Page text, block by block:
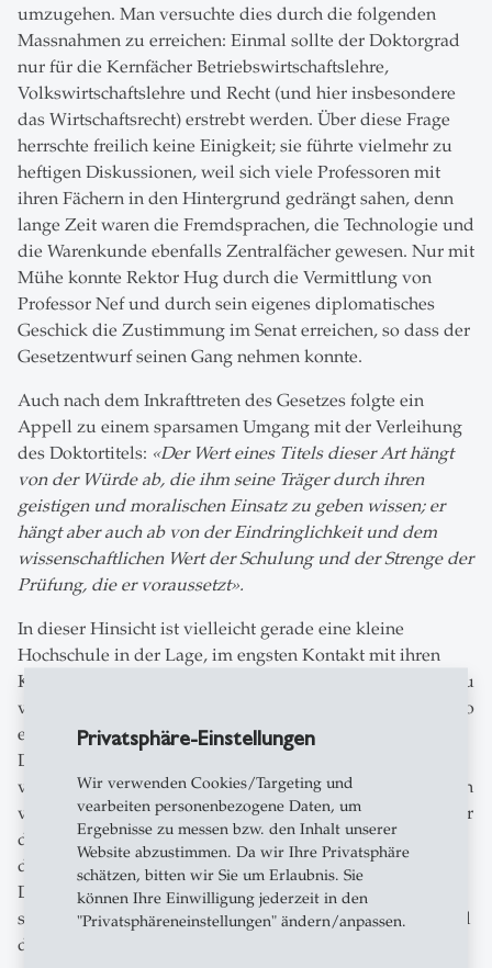
Privatsphäre-Einstellungen
Wir verwenden Cookies/Targeting und
vearbeiten personenbezogene Daten, um
Ergebnisse zu messen bzw. den Inhalt unserer
Website abzustimmen. Da wir Ihre Privatsphäre
schätzen, bitten wir Sie um Erlaubnis. Sie
können Ihre Einwilligung jederzeit in den
"Privatsphäreneinstellungen" ändern/anpassen.
umzugehen. Man versuchte dies durch die folgenden
Massnahmen zu erreichen: Einmal sollte der Doktorgrad
nur für die Kernfächer Betriebswirtschaftslehre,
Volkswirtschaftslehre und Recht (und hier insbesondere
das Wirtschaftsrecht) erstrebt werden. Über diese Frage
herrschte freilich keine Einigkeit; sie führte vielmehr zu
heftigen Diskussionen, weil sich viele Professoren mit
ihren Fächern in den Hintergrund gedrängt sahen, denn
lange Zeit waren die Fremdsprachen, die Technologie und
die Warenkunde ebenfalls Zentralfächer gewesen. Nur mit
Mühe konnte Rektor Hug durch die Vermittlung von
Professor Nef und durch sein eigenes diplomatisches
Geschick die Zustimmung im Senat erreichen, so dass der
Gesetzentwurf seinen Gang nehmen konnte.
Auch nach dem Inkrafttreten des Gesetzes folgte ein
Appell zu einem sparsamen Umgang mit der Verleihung
des Doktortitels: «Der Wert eines Titels dieser Art hängt
von der Würde ab, die ihm seine Träger durch ihren
geistigen und moralischen Einsatz zu geben wissen; er
hängt aber auch ab von der Eindringlichkeit und dem
wissenschaftlichen Wert der Schulung und der Strenge der
Prüfung, die er voraussetzt».
In dieser Hinsicht ist vielleicht gerade eine kleine
Hochschule in der Lage, im engsten Kontakt mit ihren
Kandidaten eine nachhaltige und vertiefte Fachbildung zu
vermitteln und unter den Bewerbern leichter als anderswo
eine Auslese treffen zu können. Was aber die Strenge der
Doktorprüfungen anbetrifft, so sieht die im Entwurf
vorliegende Promotionsordnung schärfere Bestimmungen
vor, als sie an irgendeiner schweizerischen Hochschule für
diese Disziplin bestehen. Vorgeschrieben war, dass nach
dem Lizentiat zwei Semester lang die
Doktorandenseminare besucht, die Dissertation als eine
selbstständige wissenschaftliche Arbeit angenommen und
die strenge Prüfung bestanden war.